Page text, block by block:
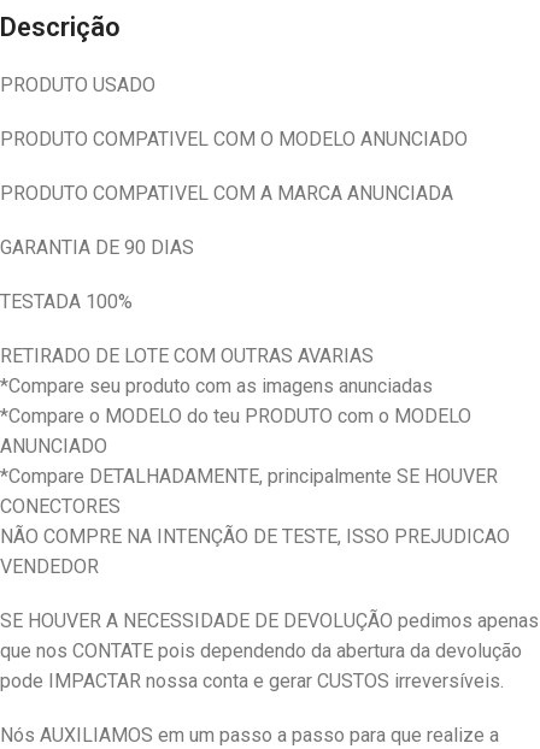
Descrição
PRODUTO USADO
PRODUTO COMPATIVEL COM O MODELO ANUNCIADO
PRODUTO COMPATIVEL COM A MARCA ANUNCIADA
GARANTIA DE 90 DIAS
TESTADA 100%
RETIRADO DE LOTE COM OUTRAS AVARIAS
*Compare seu produto com as imagens anunciadas
*Compare o MODELO do teu PRODUTO com o MODELO
ANUNCIADO
*Compare DETALHADAMENTE, principalmente SE HOUVER
CONECTORES
NÃO COMPRE NA INTENÇÃO DE TESTE, ISSO PREJUDICAO
VENDEDOR
SE HOUVER A NECESSIDADE DE DEVOLUÇÃO pedimos apenas
que nos CONTATE pois dependendo da abertura da devolução
pode IMPACTAR nossa conta e gerar CUSTOS irreversíveis.
Nós AUXILIAMOS em um passo a passo para que realize a